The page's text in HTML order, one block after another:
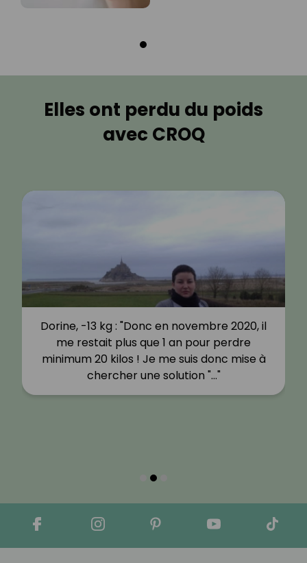
Elles ont perdu du poids
avec CROQ
Dorine, -13 kg : "Donc en novembre 2020, il
me restait plus que 1 an pour perdre
minimum 20 kilos ! Je me suis donc mise à
chercher une solution "…"